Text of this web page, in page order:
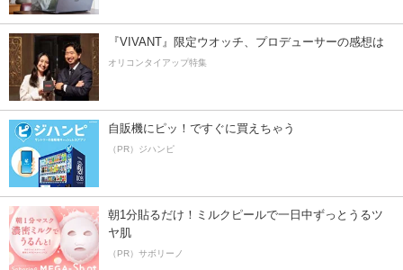
『VIVANT』限定ウオッチ、プロデューサーの感想は
オリコンタイアップ特集
自販機にピッ！ですぐに買えちゃう
（PR）ジハンピ
朝1分貼るだけ！ミルクピールで一日中ずっとうるツ
ヤ肌
（PR）サボリーノ